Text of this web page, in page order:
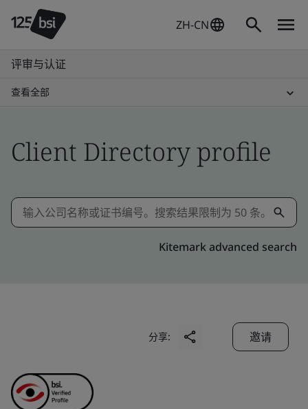
ZH-CN
评审与认证
查看全部
Client Directory profile
Kitemark advanced search
分享: 邀请